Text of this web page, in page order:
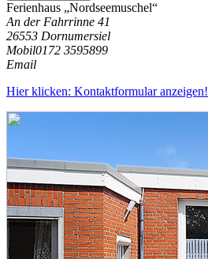
Ferienhaus „Nordseemuschel“
An der Fahrrinne 41
26553 Dornumersiel
Mobil0172 3595899
Email
Hier klicken: Kontaktformular anzeigen!